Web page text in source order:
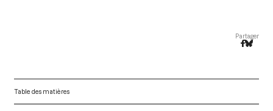
Partager
Table des matières